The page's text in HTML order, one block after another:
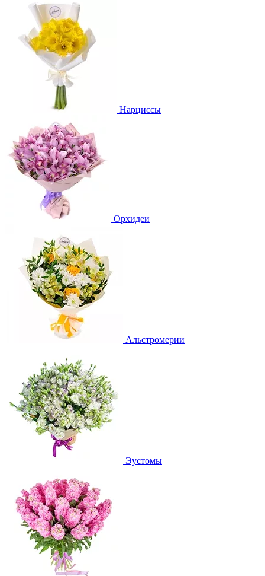
Нарциссы
Орхидеи
Альстромерии
Эустомы